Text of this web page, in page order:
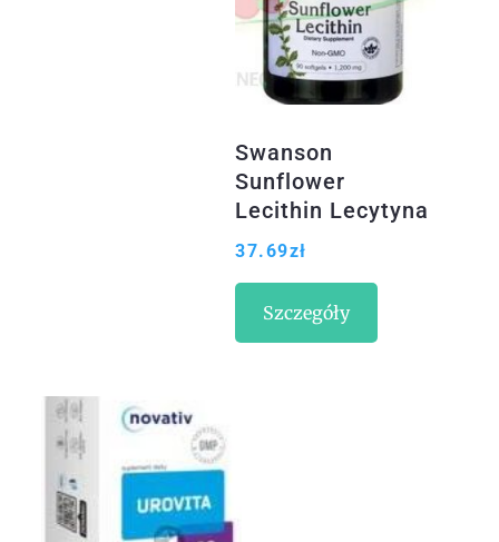
Swanson
Sunflower
Lecithin Lecytyna
słonecznikowa 90
37.69zł
Szczegóły